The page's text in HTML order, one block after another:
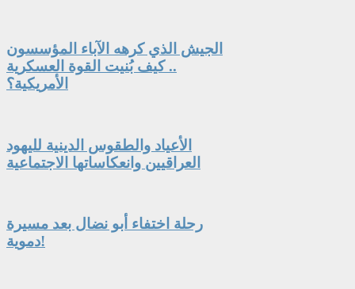
الجيش الذي كرهه الآباء المؤسسون
.. كيف بُنيت القوة العسكرية
الأمريكية؟
الأعياد والطقوس الدينية لليهود
العراقيين وانعكاساتها الاجتماعية
رحلة اختفاء أبو نضال بعد مسيرة
دموية!